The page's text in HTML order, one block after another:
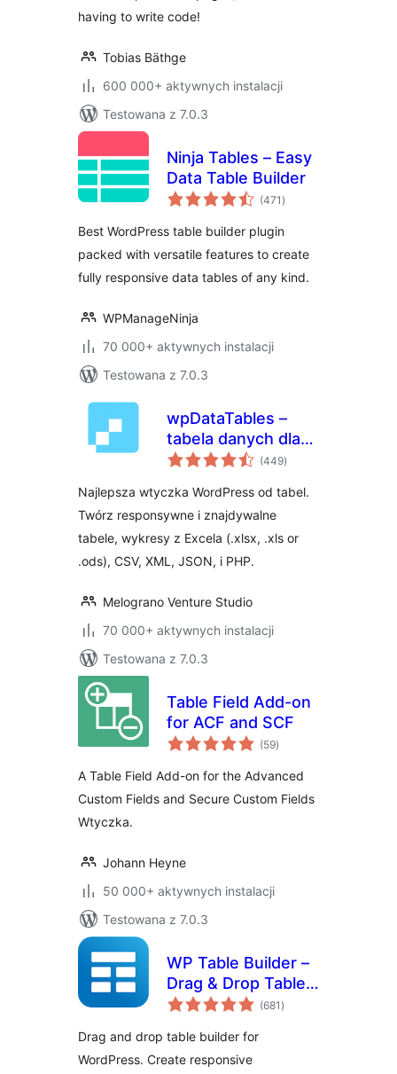
having to write code!
Tobias Bäthge
600 000+ aktywnych instalacji
Testowana z 7.0.3
Ninja Tables – Easy
Data Table Builder
(471 wszystkich
ocen
)
Best WordPress table builder plugin
packed with versatile features to create
fully responsive data tables of any kind.
WPManageNinja
70 000+ aktywnych instalacji
Testowana z 7.0.3
wpDataTables –
tabela danych dla
WordPress,
danych, wtyczka do
wykresów z tabel
(449wszystkich
ocen
)
Najlepsza wtyczka WordPress od tabel.
Twórz responsywne i znajdywalne
tabele, wykresy z Excela (.xlsx, .xls or
.ods), CSV, XML, JSON, i PHP.
Melograno Venture Studio
70 000+ aktywnych instalacji
Testowana z 7.0.3
Table Field Add-on
for ACF and SCF
(59wszystkich
ocen
)
A Table Field Add-on for the Advanced
Custom Fields and Secure Custom Fields
Wtyczka.
Johann Heyne
50 000+ aktywnych instalacji
Testowana z 7.0.3
WP Table Builder –
Drag & Drop Table
Builder
(681 wszystkich
ocen
)
Drag and drop table builder for
WordPress. Create responsive